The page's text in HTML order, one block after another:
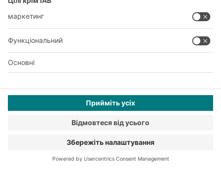
компактний.
Пластиковий складаний контейнер типу «EQ»